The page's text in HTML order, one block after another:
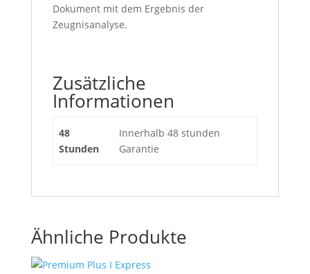
Dokument mit dem Ergebnis der
Zeugnisanalyse.
Zusätzliche
Informationen
48
Stunden
Innerhalb 48 stunden
Garantie
Ähnliche Produkte